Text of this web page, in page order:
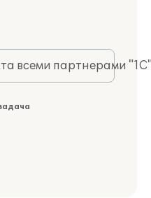
всеми партнерами